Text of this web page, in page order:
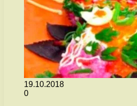
19.10.2018
0